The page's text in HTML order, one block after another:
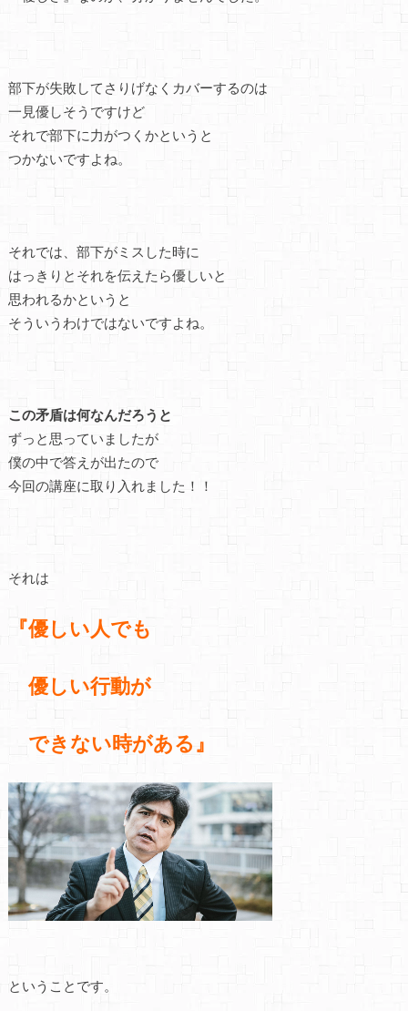
部下が失敗してさりげなくカバーするのは
一見優しそうですけど
それで部下に力がつくかというと
つかないですよね。
それでは、部下がミスした時に
はっきりとそれを伝えたら優しいと
思われるかというと
そういうわけではないですよね。
この矛盾は何なんだろうと
ずっと思っていましたが
僕の中で答えが出たので
今回の講座に取り入れました！！
それは
『優しい人でも
優しい行動が
できない時がある』
ということです。